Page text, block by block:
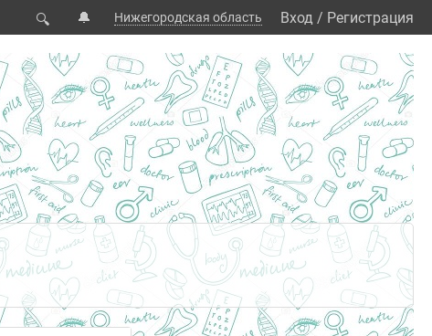
🔍 🔔 Нижегородская область Вход / Регистрация